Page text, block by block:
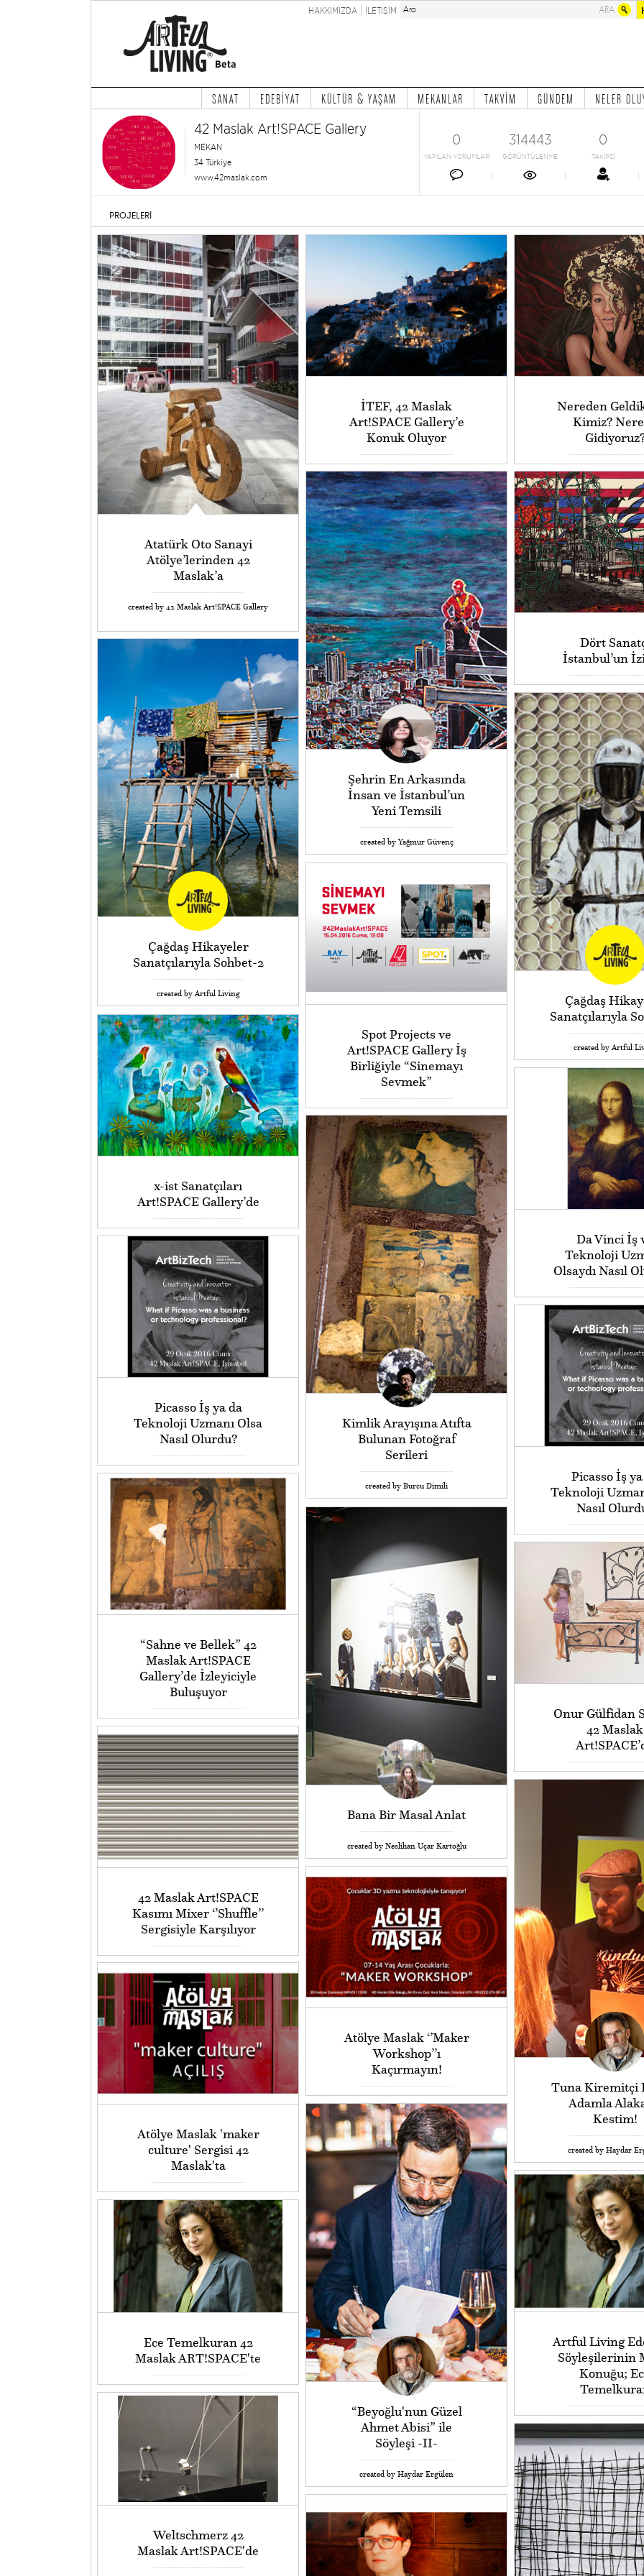
HAKKIMIZDA İLETİŞİM
SANAT EDEBİYAT KÜLTÜR & YAŞAM MEKANLAR TAKVİM GÜNDEM NELER
42 Maslak Art!SPACE Gallery
MEKAN
34 Türkiye
www.42maslak.com
0
YAPILAN YORUMLAR
314443
GÖRÜNTÜLENME
0
TAKİPÇİ
PROJELERİ
Atatürk Oto Sanayi
Atölye’lerinden 42
Maslak’a
created by 42 Maslak Art!SPACE Gallery
İTEF, 42 Maslak
Art!SPACE Gallery’e
Konuk Oluyor
Nereden
Kimiz?
Şehrin En Arkasında
İnsan ve İstanbul’un
Yeni Temsili
created by Yağmur Güvenç
Dört
İstanbul’un
Çağdaş Hikayeler
Sanatçılarıyla Sohbet-2
created by Artful Living
Çağdaş
Sanatçılarıyla
created by Artful
Spot Projects ve
Art!SPACE Gallery İş
Birliğiyle “Sinemayı
Sevmek”
x-ist Sanatçıları
Art!SPACE Gallery’de
Da Vinci İş
Teknoloji
Olsaydı Nasıl
Kimlik Arayışına Atıfta
Bulunan Fotoğraf
Serileri
created by Burcu Dimili
Picasso İş ya da
Teknoloji Uzmanı Olsa
Nasıl Olurdu?
Picasso İş
Teknoloji
Nasıl
“Sahne ve Bellek” 42
Maslak Art!SPACE
Gallery’de İzleyiciyle
Buluşuyor
Bana Bir Masal Anlat
created by Neslihan Uçar Kartoğlu
Onur Gülfidan
42 Maslak
42 Maslak Art!SPACE
Kasımı Mixer ‘’Shuffle’’
Sergisiyle Karşılıyor
Tuna Kiremitçi
Adamla
Kestim!
created by Haydar
Atölye Maslak ‘’Maker
Workshop’’ı
Kaçırmayın!
Atölye Maslak 'maker
culture' Sergisi 42
Maslak'ta
“Beyoğlu'nun Güzel
Ahmet Abisi” ile
Söyleşi -II-
created by Haydar Ergülen
Artful Living
Söyleşilerinin
Konuğu;
Ece Temelkuran 42
Maslak ART!SPACE'te
Weltschmerz 42
Maslak Art!SPACE'de